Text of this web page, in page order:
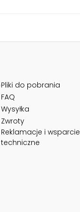
Pliki do pobrania
FAQ
Wysyłka
Zwroty
Reklamacje i wsparcie
techniczne